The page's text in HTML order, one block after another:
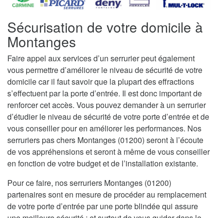
Sécurisation de votre domicile à
Montanges
Faire appel aux services d’un serrurier peut également
vous permettre d’améliorer le niveau de sécurité de votre
domicile car il faut savoir que la plupart des effractions
s’effectuent par la porte d’entrée. Il est donc important de
renforcer cet accès. Vous pouvez demander à un serrurier
d’étudier le niveau de sécurité de votre porte d’entrée et de
vous conseiller pour en améliorer les performances. Nos
serruriers pas chers Montanges (01200) seront à l’écoute
de vos appréhensions et seront à même de vous conseiller
en fonction de votre budget et de l’installation existante.
Pour ce faire, nos serruriers Montanges (01200)
partenaires sont en mesure de procéder au remplacement
de votre porte d’entrée par une porte blindée qui assure